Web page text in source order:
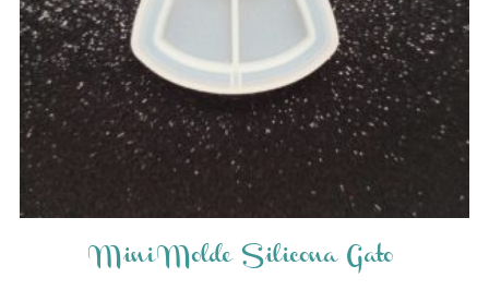
Mini Molde Silicona Gato